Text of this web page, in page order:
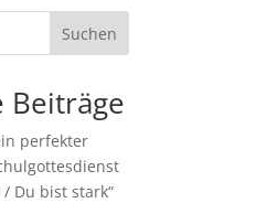
Suchen
Beiträge
perfekter
Du bist stark“